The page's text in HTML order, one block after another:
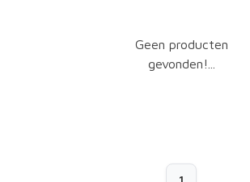
Geen producten
gevonden!...
1